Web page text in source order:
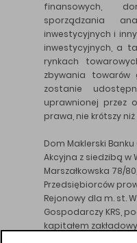
finansowych,
sporządzania
inwestycyjnych i
inwestycyjnych, a
rynkach
zbywania towarów
zostanie
uprawnionej przez
prawa, nie krótszy
Dom Maklerski
Akcyjna z siedzibą w
Marszałkowska 78/
Przedsiębiorców
Rejonowy dla m. st.
Gospodarczy KRS,
kapitałem